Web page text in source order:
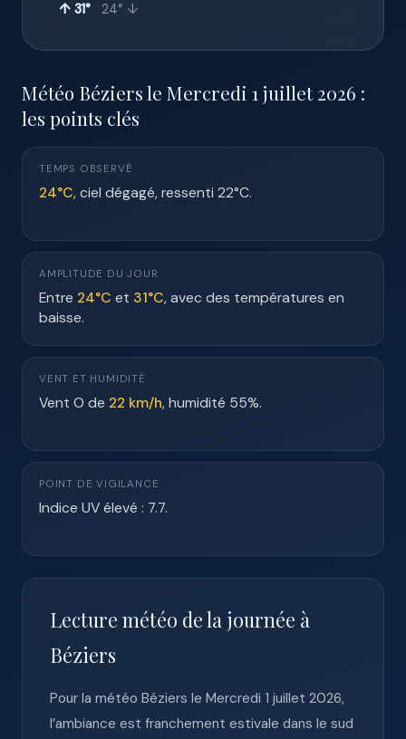
↑ 31° 24° ↓
Météo Béziers le Mercredi 1 juillet 2026 :
les points clés
TEMPS OBSERVÉ
24°C, ciel dégagé, ressenti 22°C.
AMPLITUDE DU JOUR
Entre 24°C et 31°C, avec des températures en
baisse.
VENT ET HUMIDITÉ
Vent O de 22 km/h, humidité 55%.
POINT DE VIGILANCE
Indice UV élevé : 7.7.
Lecture météo de la journée à
Béziers
Pour la météo Béziers le Mercredi 1 juillet 2026,
l’ambiance est franchement estivale dans le sud